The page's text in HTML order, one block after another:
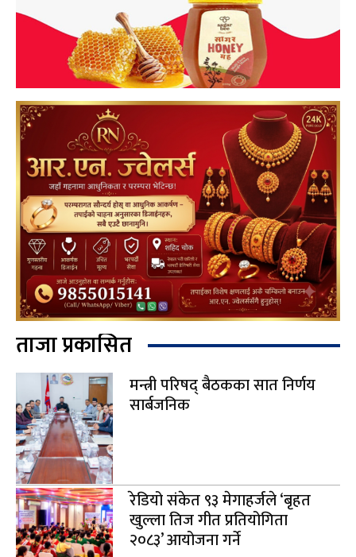
ताजा प्रकासित
मन्त्री परिषद् बैठकका सात निर्णय
सार्बजनिक
रेडियो संकेत ९३ मेगाहर्जले ‘बृहत
खुल्ला तिज गीत प्रतियोगिता
२०८३’ आयोजना गर्ने